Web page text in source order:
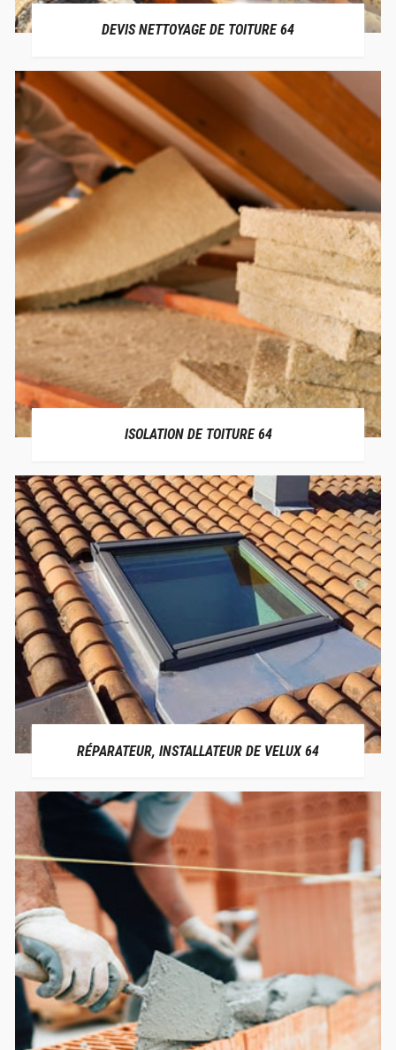
DEVIS NETTOYAGE DE TOITURE 64
ISOLATION DE TOITURE 64
RÉPARATEUR, INSTALLATEUR DE VELUX 64